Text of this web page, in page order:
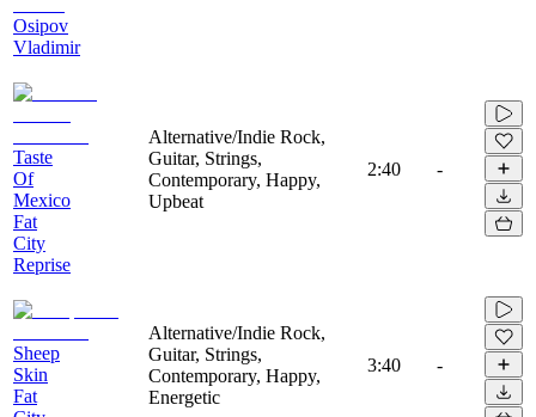
Osipov
Vladimir
Taste
Of
Mexico
Fat
City
Reprise
Alternative/Indie Rock,
Guitar, Strings,
Contemporary, Happy,
Upbeat
2:40 -
Sheep
Skin
Fat
Alternative/Indie Rock,
Guitar, Strings,
Contemporary, Happy,
Energetic
3:40 -